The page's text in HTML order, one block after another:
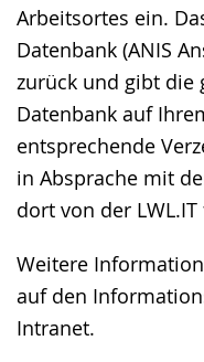
Arbeitsortes ein.
Datenbank (ANIS
zurück und gibt die
Datenbank auf
entsprechende
in Absprache mit
dort von der
Weitere
auf den
Intranet.